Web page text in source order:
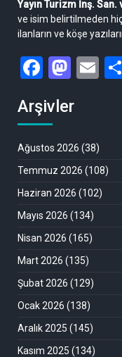
Yayın Turizm İnş. San.
ve isim belirtilmeden
ilanların ve köşe
Arşivler
Ağustos 2026 (38)
Temmuz 2026 (108)
Haziran 2026 (102)
Mayıs 2026 (134)
Nisan 2026 (165)
Mart 2026 (135)
Şubat 2026 (129)
Ocak 2026 (138)
Aralık 2025 (145)
Kasım 2025 (134)